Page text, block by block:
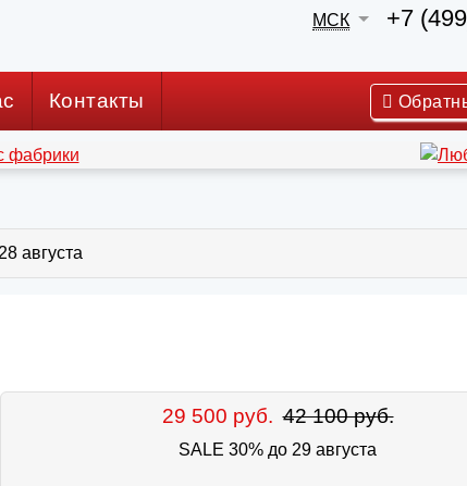
МСК +7
Контакты
августа
29 500 руб. 42 100 руб.
SALE 30% до 29 августа